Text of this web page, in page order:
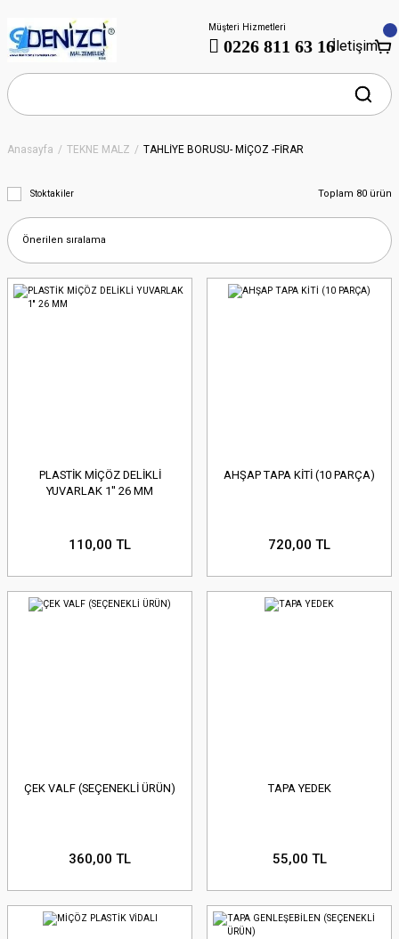
Müşteri Hizmetleri
0226 811 63 16İletişim
Anasayfa TEKNE MALZ TAHLİYE BORUSU- MİÇÖZ -FİRAR
Stoktakiler Toplam 80 ürün
PLASTİK MİÇÖZ DELİKLİ
YUVARLAK 1'' 26 MM
110,00 TL
AHŞAP TAPA KİTİ (10 PARÇA)
720,00 TL
ÇEK VALF (SEÇENEKLİ ÜRÜN)
360,00 TL
TAPA YEDEK
55,00 TL